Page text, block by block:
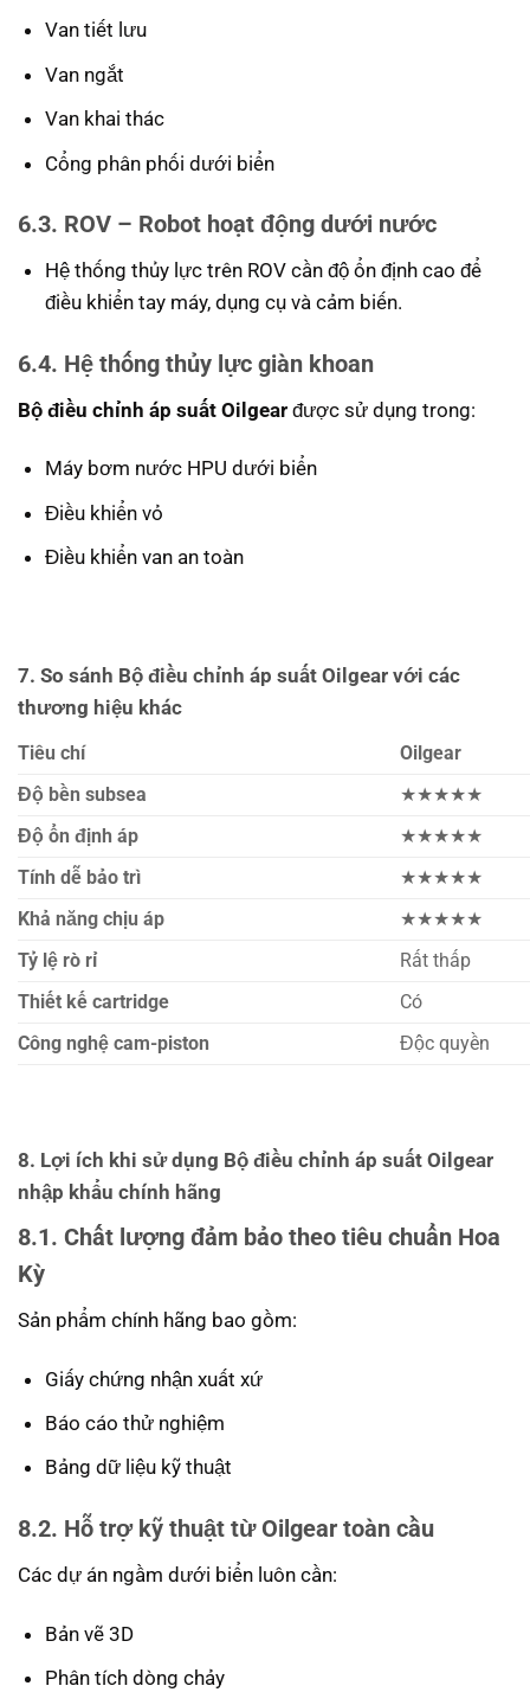
Van tiết lưu
Van ngắt
Van khai thác
Cổng phân phối dưới biển
6.3. ROV – Robot hoạt động dưới nước
Hệ thống thủy lực trên ROV cần độ ổn định cao để
điều khiển tay máy, dụng cụ và cảm biến.
6.4. Hệ thống thủy lực giàn khoan
Bộ điều chỉnh áp suất Oilgear được sử dụng trong:
Máy bơm nước HPU dưới biển
Điều khiển vỏ
Điều khiển van an toàn
7. So sánh Bộ điều chỉnh áp suất Oilgear với các
thương hiệu khác
Tiêu chí
Oilgear
Độ bền subsea
★★★★★
Độ ổn định áp
★★★★★
Tính dễ bảo trì
★★★★★
Khả năng chịu áp
★★★★★
Tỷ lệ rò rỉ
Rất thấp
Thiết kế cartridge
Có
Công nghệ cam-piston
Độc quyền
8. Lợi ích khi sử dụng Bộ điều chỉnh áp suất Oilgear
nhập khẩu chính hãng
8.1. Chất lượng đảm bảo theo tiêu chuẩn Hoa
Kỳ
Sản phẩm chính hãng bao gồm:
Giấy chứng nhận xuất xứ
Báo cáo thử nghiệm
Bảng dữ liệu kỹ thuật
8.2. Hỗ trợ kỹ thuật từ Oilgear toàn cầu
Các dự án ngầm dưới biển luôn cần:
Bản vẽ 3D
Phân tích dòng chảy